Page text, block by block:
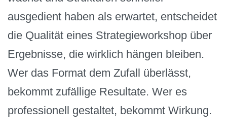
ausgedient haben als erwartet, entscheidet
die Qualität eines Strategieworkshop über
Ergebnisse, die wirklich hängen bleiben.
Wer das Format dem Zufall überlässt,
bekommt zufällige Resultate. Wer es
professionell gestaltet, bekommt Wirkung.